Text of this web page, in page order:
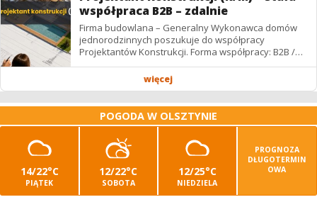
współpraca B2B – zdalnie
Firma budowlana – Generalny Wykonawca domów
jednorodzinnych poszukuje do współpracy
Projektantów Konstrukcji. Forma współpracy: B2B /
podwykonawstwo – zdalnie. Wynagrodzenie: ✔
więcej
POGODA W OLSZTYNIE
14/22°C
PIĄTEK
12/22°C
SOBOTA
12/25°C
NIEDZIELA
PROGNOZA
DŁUGOTERMIN
OWA